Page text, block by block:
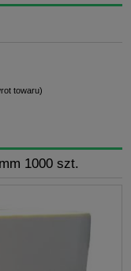
towaru)
1000 szt.